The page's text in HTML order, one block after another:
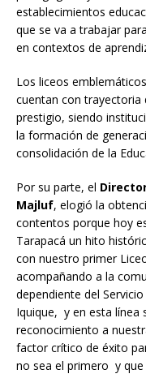
establecimientos
que se va a trabajar
en contextos de
Los liceos
cuentan con trayectoria
prestigio, siendo
la formación de
consolidación de la
Por su parte, el
Majluf, elogió la
contentos porque hoy
Tarapacá un hito
con nuestro primer
acompañando a la
dependiente del
Iquique, y en esta línea
reconocimiento a
factor crítico de éxito
no sea el primero y